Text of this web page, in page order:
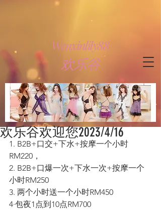
Wenxinlily88
欢乐谷
欢乐谷欢迎您2023/4/16
1. B2B+口交+下水+按摩一个小时
RM220，
2. B2B+口爆一次+下水一次+按摩一个
小时RM250
3. 两个小时送一个小时RM450
4·包夜1点到10点RM700